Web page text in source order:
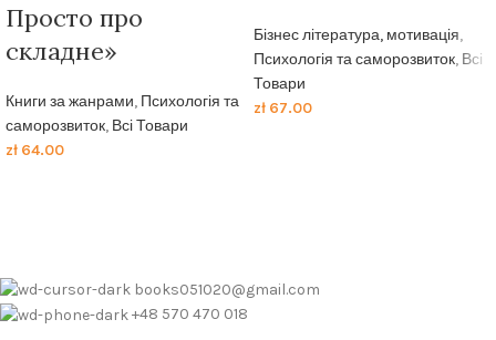
Просто про
складне»
Книги за жанрами, Психологія та
саморозвиток, Всі Товари
zł 64.00
Бізнес література, мотивація,
Психологія та саморозвиток, Всі
Товари
zł 67.00
books051020@gmail.com
+48 570 470 018